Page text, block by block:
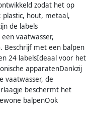
zodat het op
hout, metaal,
de labels
vaatwasser,
Beschrijf met een balpen
24 labelsIdeaal voor het
apparatenDankzij
vaatwasser, de
beschermt het
balpenOok